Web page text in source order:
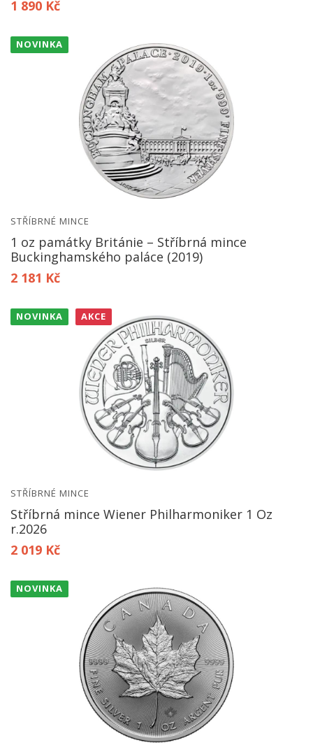
1 890 Kč
NOVINKA
STŘÍBRNÉ MINCE
1 oz památky Británie – Stříbrná mince
Buckinghamského paláce (2019)
2 181 Kč
NOVINKA AKCE
STŘÍBRNÉ MINCE
Stříbrná mince Wiener Philharmoniker 1 Oz
r.2026
2 019 Kč
NOVINKA